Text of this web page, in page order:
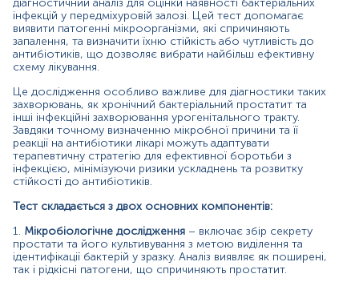
сечовипускання.
Проблеми чоловічої фертильності – наявність
інфекцій, що впливають на здоров'я
сперматозоїдів.
Уретрит та інші урогенітальні інфекції – виявлення
Неефективність попередньої антибіотикотерапії
– необхідність точного визначення стійких
бактерій.
Ускладнення післяопераційних втручань – оцінка
можливих інфекційних агентів після урологічних
операцій.
Контроль при тривалому застосуванні
можливого розвитку резистентності.
На концентрацію бактерій у секреті простати можуть
впливати різні чинники:
Причини підвищення рівня
діагностичний аналіз для оцінки наявності бактеріальних
інфекцій у передміхуровій залозі. Цей тест допомагає
виявити патогенні мікроорганізми, які спричиняють
запалення, та визначити їхню стійкість або чутливість до
антибіотиків, що дозволяє вибрати найбільш ефективну
схему лікування.
Це дослідження особливо важливе для діагностики таких
захворювань, як хронічний бактеріальний простатит та
інші інфекційні захворювання урогенітального тракту.
Завдяки точному визначенню мікробної причини та її
реакції на антибіотики лікарі можуть адаптувати
терапевтичну стратегію для ефективної боротьби з
інфекцією, мінімізуючи ризики ускладнень та розвитку
стійкості до антибіотиків.
Тест складається з двох основних компонентів:
1. Мікробіологічне дослідження – включає збір секрету
простати та його культивування з метою виділення та
ідентифікації бактерій у зразку. Аналіз виявляє як поширені,
так і рідкісні патогени, що спричиняють простатит.